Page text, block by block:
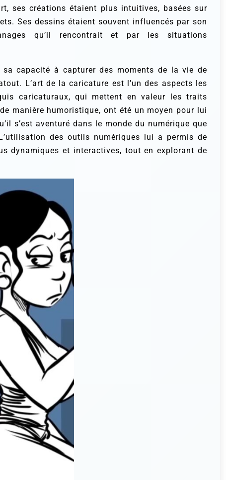
ses créations étaient plus intuitives, basées sur
Ses dessins étaient souvent influencés par son
qu’il rencontrait et par les situations
capacité à capturer des moments de la vie de
L’art de la caricature est l’un des aspects les
caricaturaux, qui mettent en valeur les traits
manière humoristique, ont été un moyen pour lui
s’est aventuré dans le monde du numérique que
des outils numériques lui a permis de
dynamiques et interactives, tout en explorant de